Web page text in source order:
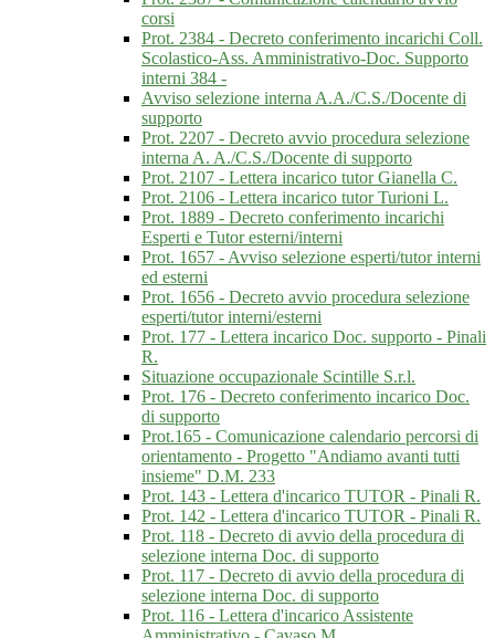
corsi
Prot. 2384 - Decreto conferimento incarichi Coll.
Scolastico-Ass. Amministrativo-Doc. Supporto
interni 384 -
Avviso selezione interna A.A./C.S./Docente di
supporto
Prot. 2207 - Decreto avvio procedura selezione
interna A. A./C.S./Docente di supporto
Prot. 2107 - Lettera incarico tutor Gianella C.
Prot. 2106 - Lettera incarico tutor Turioni L.
Prot. 1889 - Decreto conferimento incarichi
Esperti e Tutor esterni/interni
Prot. 1657 - Avviso selezione esperti/tutor interni
ed esterni
Prot. 1656 - Decreto avvio procedura selezione
esperti/tutor interni/esterni
Prot. 177 - Lettera incarico Doc. supporto - Pinali
R.
Situazione occupazionale Scintille S.r.l.
Prot. 176 - Decreto conferimento incarico Doc.
di supporto
Prot.165 - Comunicazione calendario percorsi di
orientamento - Progetto "Andiamo avanti tutti
insieme" D.M. 233
Prot. 143 - Lettera d'incarico TUTOR - Pinali R.
Prot. 142 - Lettera d'incarico TUTOR - Pinali R.
Prot. 118 - Decreto di avvio della procedura di
selezione interna Doc. di supporto
Prot. 117 - Decreto di avvio della procedura di
selezione interna Doc. di supporto
Prot. 116 - Lettera d'incarico Assistente